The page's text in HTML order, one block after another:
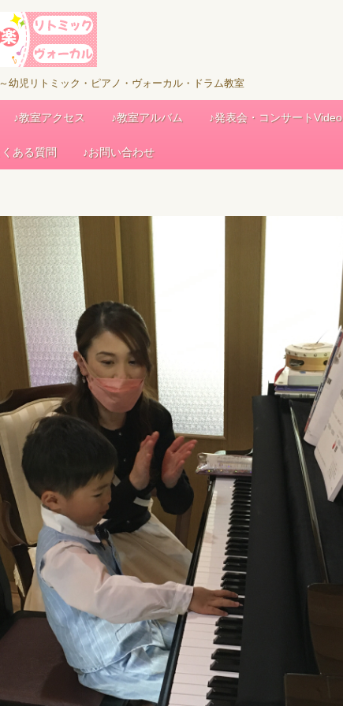
児リトミック・ピアノ・ヴォーカル・ドラム教室
♪教室アクセス ♪教室アルバム ♪発表会・コンサートVideo
くある質問 ♪お問い合わせ